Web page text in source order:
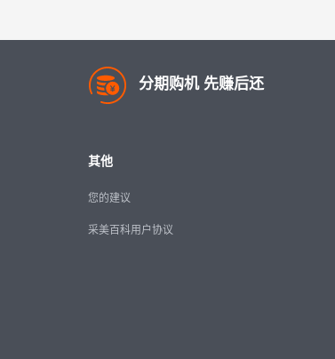
分期购机 先赚后还
其他
您的建议
采美百科用户协议